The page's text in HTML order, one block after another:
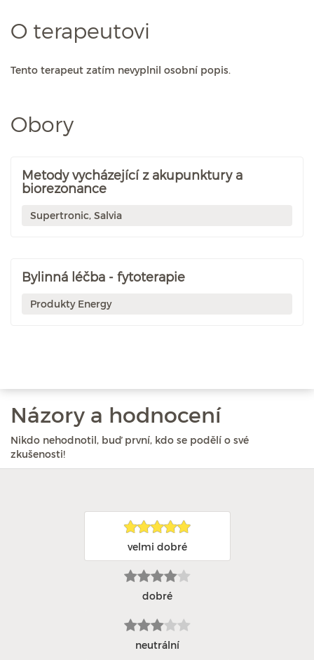
O terapeutovi
Tento terapeut zatím nevyplnil osobní popis.
Obory
Metody vycházející z akupunktury a
biorezonance
Supertronic, Salvia
Bylinná léčba - fytoterapie
Produkty Energy
Názory a hodnocení
Nikdo nehodnotil, buď první, kdo se podělí o své
zkušenosti!
velmi dobré
dobré
neutrální